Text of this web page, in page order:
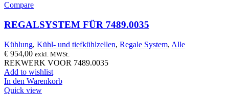
Compare
REGALSYSTEM FÜR 7489.0035
Kühlung, Kühl- und tiefkühlzellen, Regale System, Alle
€ 954,00 exkl. MWSt.
REKWERK VOOR 7489.0035
Add to wishlist
In den Warenkorb
Quick view